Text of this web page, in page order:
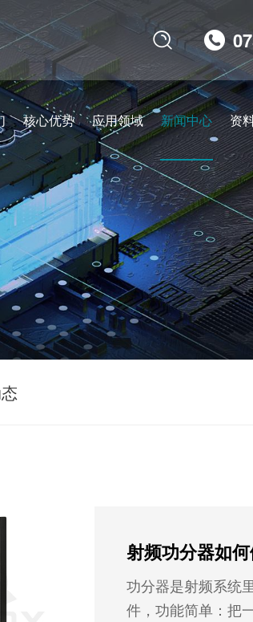

核心优势 应用领域 新闻中心 资
功分器是射频系统
件，功能简单：把